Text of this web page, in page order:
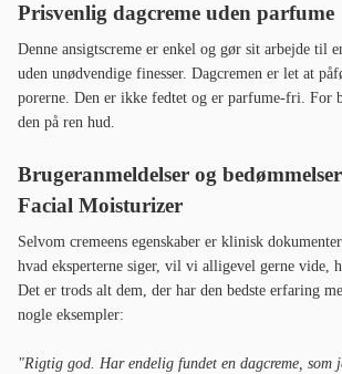
Prisvenlig dagcreme uden parfume
Denne ansigtscreme er enkel og gør sit arbejde til
uden unødvendige finesser. Dagcremen er let at
porerne. Den er ikke fedtet og er parfume-fri. For
den på ren hud.
Brugeranmeldelser og
Facial Moisturizer
Selvom cremeens egenskaber er klinisk
hvad eksperterne siger, vil vi alligevel gerne vide,
Det er trods alt dem, der har den bedste erfaring
nogle eksempler:
"Rigtig god. Har endelig fundet en dagcreme, som